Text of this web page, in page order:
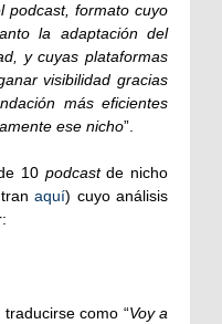
podcast, formato cuyo
la adaptación del
y cuyas plataformas
visibilidad gracias
más eficientes
ese nicho”.
10 podcastde nicho
aquí) cuyo análisis
como “Voy a